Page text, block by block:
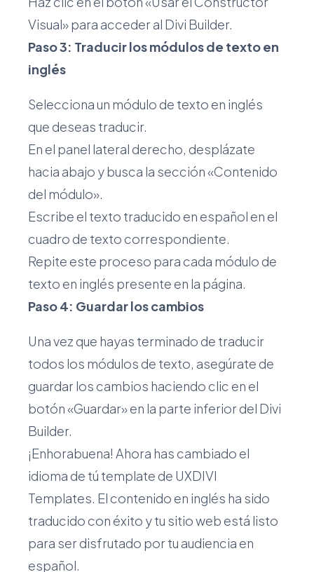
Visual» para acceder al Divi Builder.
Paso 3: Traducir los módulos de texto en
inglés
Selecciona un módulo de texto en inglés
que deseas traducir.
En el panel lateral derecho, desplázate
hacia abajo y busca la sección «Contenido
del módulo».
Escribe el texto traducido en español en el
cuadro de texto correspondiente.
Repite este proceso para cada módulo de
texto en inglés presente en la página.
Paso 4: Guardar los cambios
Una vez que hayas terminado de traducir
todos los módulos de texto, asegúrate de
guardar los cambios haciendo clic en el
botón «Guardar» en la parte inferior del Divi
Builder.
¡Enhorabuena! Ahora has cambiado el
idioma de tú template de UXDIVI
Templates. El contenido en inglés ha sido
traducido con éxito y tu sitio web está listo
para ser disfrutado por tu audiencia en
español.